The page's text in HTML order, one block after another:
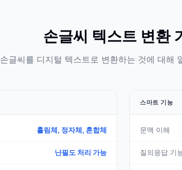
손글씨 텍스트 변환
손글씨를 디지털 텍스트로 변환하는 것에 대해
흘림체, 정자체, 혼합체
난필도 처리 가능
스마트 기능
문맥 이해
질의응답 기